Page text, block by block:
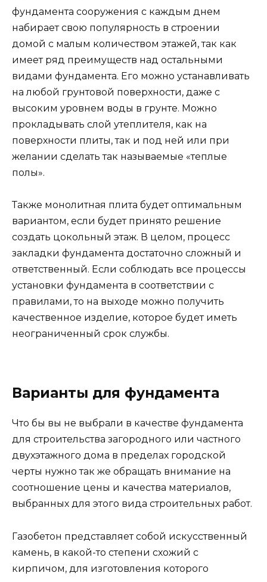
фундамента сооружения с каждым днем
набирает свою популярность в строении
домой с малым количеством этажей, так как
имеет ряд преимуществ над остальными
видами фундамента. Его можно устанавливать
на любой грунтовой поверхности, даже с
высоким уровнем воды в грунте. Можно
прокладывать слой утеплителя, как на
поверхности плиты, так и под ней или при
желании сделать так называемые «теплые
полы».
Также монолитная плита будет оптимальным
вариантом, если будет принято решение
создать цокольный этаж. В целом, процесс
закладки фундамента достаточно сложный и
ответственный. Если соблюдать все процессы
установки фундамента в соответствии с
правилами, то на выходе можно получить
качественное изделие, которое будет иметь
неограниченный срок службы.
Варианты для фундамента
Что бы вы не выбрали в качестве фундамента
для строительства загородного или частного
двухэтажного дома в пределах городской
черты нужно так же обращать внимание на
соотношение цены и качества материалов,
выбранных для этого вида строительных работ.
Газобетон представляет собой искусственный
камень, в какой-то степени схожий с
кирпичом, для изготовления которого